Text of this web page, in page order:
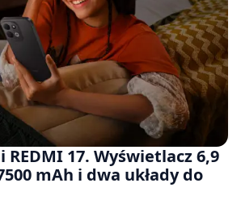
17. Wyświetlacz 6,9
mAh i dwa układy do